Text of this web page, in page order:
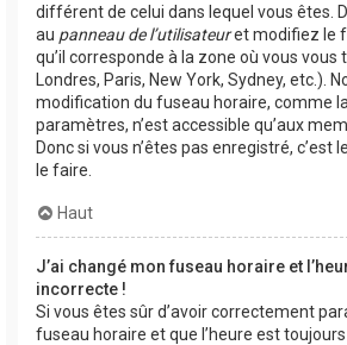
différent de celui dans lequel vous êtes.
au panneau de l’utilisateuret modifiez le
qu’il corresponde à la zone où vous vous
Londres, Paris, New York, Sydney, etc.).
modification du fuseau horaire, comme
paramètres, n’est accessible qu’aux
Donc si vous n’êtes pas enregistré, c’est
le faire.
Haut
J’ai changé mon fuseau horaire et
incorrecte !
Si vous êtes sûr d’avoir correctement
fuseau horaire et que l’heure est